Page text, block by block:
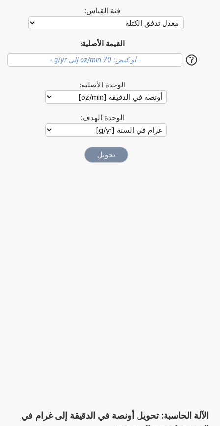
فئة القياس:
القيمة الأصلية:
?
الوحدة الأصلية:
الوحدة الهدف:
الآلة الحاسبة: تحويل أونصة في الدقيقة إلى غرام في